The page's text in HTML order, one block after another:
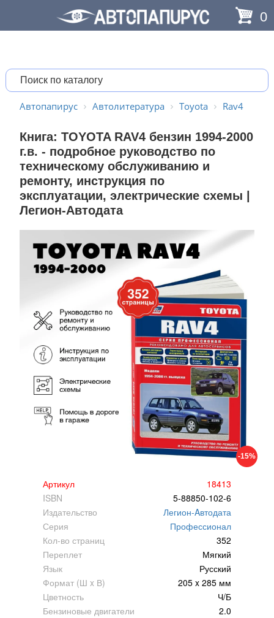
0
Автопапирус Автолитература Toyota Rav4
Книга: TOYOTA RAV4 бензин 1994-2000
г.в. - подробное руководство по
техническому обслуживанию и
ремонту, инструкция по
эксплуатации, электрические схемы |
Легион-Aвтодата
-15%
Артикул
18413
ISBN
5-88850-102-6
Издательство
Легион-Aвтодата
Серия
Профессионал
Кол-во страниц
352
Переплет
Мягкий
Язык
Русский
Формат (Ш x В)
205 x 285 мм
Цветность
Ч/Б
Бензиновые двигатели
2.0